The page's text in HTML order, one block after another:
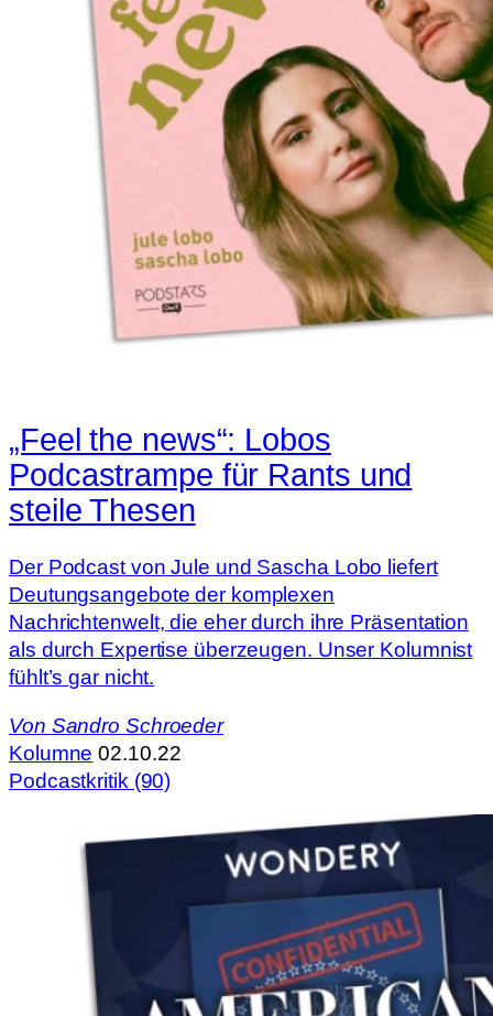
„Feel the news“: Lobos
Podcastrampe für Rants und
steile Thesen
Der Podcast von Jule und Sascha Lobo liefert
Deutungsangebote der komplexen
Nachrichtenwelt, die eher durch ihre Präsentation
als durch Expertise überzeugen. Unser Kolumnist
fühlt’s gar nicht.
Von Sandro Schroeder
Kolumne 02.10.22
Podcastkritik (90)